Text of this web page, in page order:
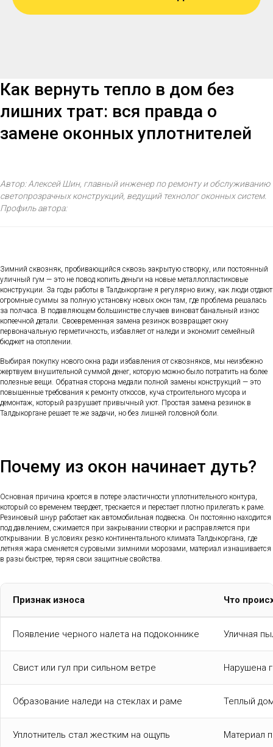
Как вернуть тепло в дом без
лишних трат: вся правда о
замене оконных уплотнителей
Автор: Алексей Шин, главный инженер по ремонту и обслуживанию
светопрозрачных конструкций, ведущий технолог оконных систем.
Профиль автора:
Зимний сквозняк, пробивающийся сквозь закрытую створку, или постоянный
уличный гум — это не повод копить деньги на новые металлопластиковые
конструкции. За годы работы в Талдыкоргане я регулярно вижу, как люди отдают
огромные суммы за полную установку новых окон там, где проблема решалась
за полчаса. В подавляющем большинстве случаев виноват банальный износ
копеечной детали. Своевременная замена резинок возвращает окну
первоначальную герметичность, избавляет от наледи и экономит семейный
бюджет на отоплении.
Выбирая покупку нового окна ради избавления от сквозняков, мы неизбежно
жертвуем внушительной суммой денег, которую можно было потратить на более
полезные вещи. Обратная сторона медали полной замены конструкций — это
повышенные требования к ремонту откосов, куча строительного мусора и
демонтаж, который разрушает привычный уют. Простая замена резинок в
Талдыкоргане решает те же задачи, но без лишней головной боли.
Почему из окон начинает дуть?
Основная причина кроется в потере эластичности уплотнительного контура,
который со временем твердеет, трескается и перестает плотно прилегать к раме.
Резиновый шнур работает как автомобильная подвеска. Он постоянно находится
под давлением, сжимается при закрывании створки и расправляется при
открывании. В условиях резко континентального климата Талдыкоргана, где
летняя жара сменяется суровыми зимними морозами, материал изнашивается
в разы быстрее, теряя свои защитные свойства.
Признак износа Что
Появление черного налета на подоконнике Уличная
Свист или гул при сильном ветре Нарушена
Образование наледи на стеклах и раме Теплый
Уплотнитель стал жестким на ощупь Материал